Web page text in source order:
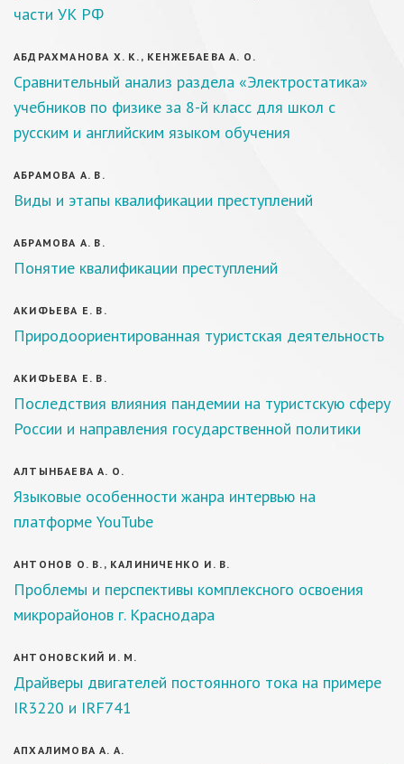
части УК РФ
АБДРАХМАНОВА Х. К., КЕНЖЕБАЕВА А. О.
Сравнительный анализ раздела «Электростатика»
учебников по физике за 8-й класс для школ с
русским и английским языком обучения
АБРАМОВА А. В.
Виды и этапы квалификации преступлений
АБРАМОВА А. В.
Понятие квалификации преступлений
АКИФЬЕВА Е. В.
Природоориентированная туристская деятельность
АКИФЬЕВА Е. В.
Последствия влияния пандемии на туристскую сферу
России и направления государственной политики
АЛТЫНБАЕВА А. О.
Языковые особенности жанра интервью на
платформе YouTube
АНТОНОВ О. В., КАЛИНИЧЕНКО И. В.
Проблемы и перспективы комплексного освоения
микрорайонов г. Краснодара
АНТОНОВСКИЙ И. М.
Драйверы двигателей постоянного тока на примере
IR3220 и IRF741
АПХАЛИМОВА А. А.